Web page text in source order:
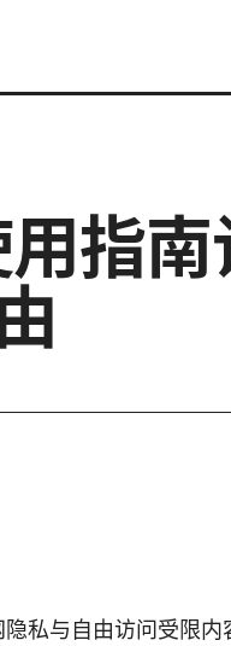
指南
私与自由访问受限内